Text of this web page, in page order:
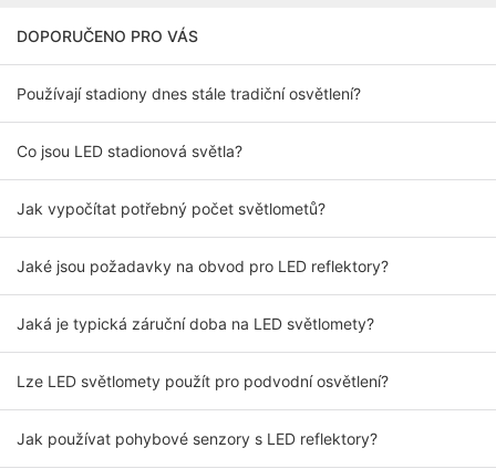
DOPORUČENO PRO VÁS
Používají stadiony dnes stále tradiční osvětlení?
Co jsou LED stadionová světla?
Jak vypočítat potřebný počet světlometů?
Jaké jsou požadavky na obvod pro LED reflektory?
Jaká je typická záruční doba na LED světlomety?
Lze LED světlomety použít pro podvodní osvětlení?
Jak používat pohybové senzory s LED reflektory?